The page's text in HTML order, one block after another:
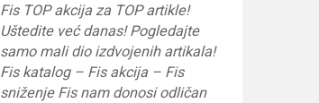
Fis TOP akcija za TOP artikle!
Uštedite već danas! Pogledajte
samo mali dio izdvojenih artikala!
Fis katalog – Fis akcija – Fis
sniženje Fis nam donosi odličan